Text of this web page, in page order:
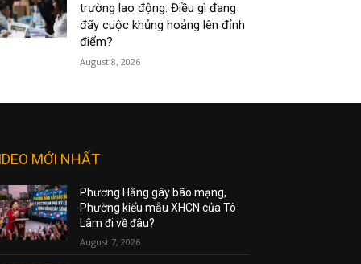
trường lao động: Điều gì đang
đẩy cuộc khủng hoảng lên đỉnh
điểm?
August 8, 2026
MỚI NHẤT
Phương Hằng gây bão mạng,
Phường kiểu mẫu XHCN của Tô
Lâm đi về đâu?
August 7, 2026